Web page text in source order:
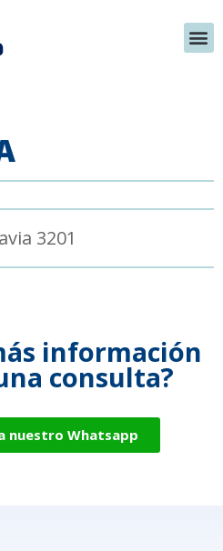
3201
información
consulta?
nuestro Whatsapp